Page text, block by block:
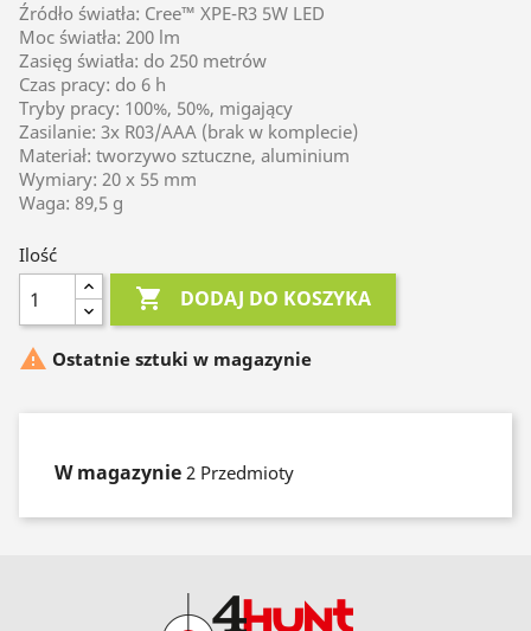
Źródło światła: Cree™ XPE-R3 5W LED
Moc światła: 200 lm
Zasięg światła: do 250 metrów
Czas pracy: do 6 h
Tryby pracy: 100%, 50%, migający
Zasilanie: 3x R03/AAA (brak w komplecie)
Materiał: tworzywo sztuczne, aluminium
Wymiary: 20 x 55 mm
Waga: 89,5 g
Ilość
 DODAJ DO KOSZYKA
 Ostatnie sztuki w magazynie
W magazynie 2 Przedmioty